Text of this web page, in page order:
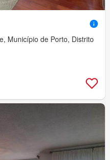
Município de Porto, Distrito